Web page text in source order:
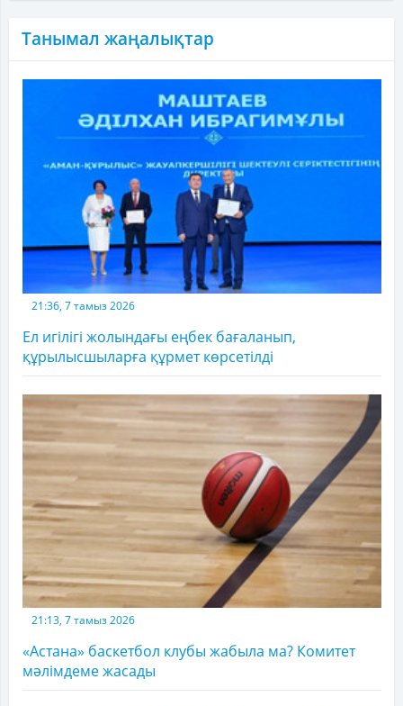
Танымал жаңалықтар
21:36, 7 тамыз 2026
Ел игілігі жолындағы еңбек бағаланып,
құрылысшыларға құрмет көрсетілді
21:13, 7 тамыз 2026
«Астана» баскетбол клубы жабыла ма? Комитет
мәлімдеме жасады